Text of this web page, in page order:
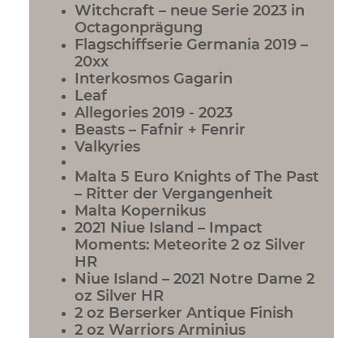
Witchcraft – neue Serie 2023 in
Octagonprägung
Flagschiffserie Germania 2019 –
20xx
Interkosmos Gagarin
Leaf
Allegories 2019 - 2023
Beasts – Fafnir + Fenrir
Valkyries
Malta 5 Euro Knights of The Past
– Ritter der Vergangenheit
Malta Kopernikus
2021 Niue Island – Impact
Moments: Meteorite 2 oz Silver
HR
Niue Island – 2021 Notre Dame 2
oz Silver HR
2 oz Berserker Antique Finish
2 oz Warriors Arminius